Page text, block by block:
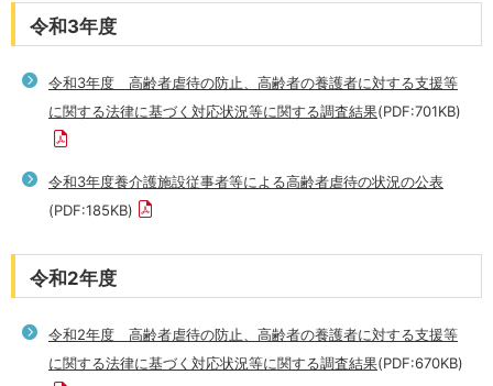
令和3年度
令和3年度 高齢者虐待の防止、高齢者の養護者に対する支援等
に関する法律に基づく対応状況等に関する調査結果(PDF:701KB)
令和3年度養介護施設従事者等による高齢者虐待の状況の公表
(PDF:185KB)
令和2年度
令和2年度 高齢者虐待の防止、高齢者の養護者に対する支援等
に関する法律に基づく対応状況等に関する調査結果(PDF:670KB)